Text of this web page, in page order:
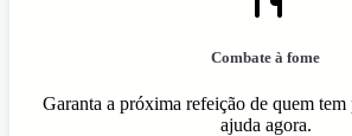
Combate à fome
Garanta a próxima refeição de quem tem
ajuda agora.